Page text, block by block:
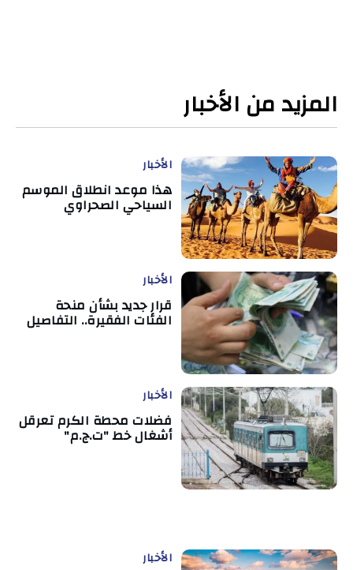
المزيد من الأخبار
الأخبار
هذا موعد انطلاق الموسم
السياحي الصحراوي
الأخبار
قرار جديد بشأن منحة
الفئات الفقيرة.. التفاصيل
الأخبار
فضلات محطة الكرم تعرقل
أشغال خط "ت.ج.م"
الأخبار